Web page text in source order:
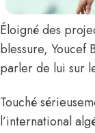
Éloigné des
blessure, Youcef
parler de lui sur
Touché
l’international